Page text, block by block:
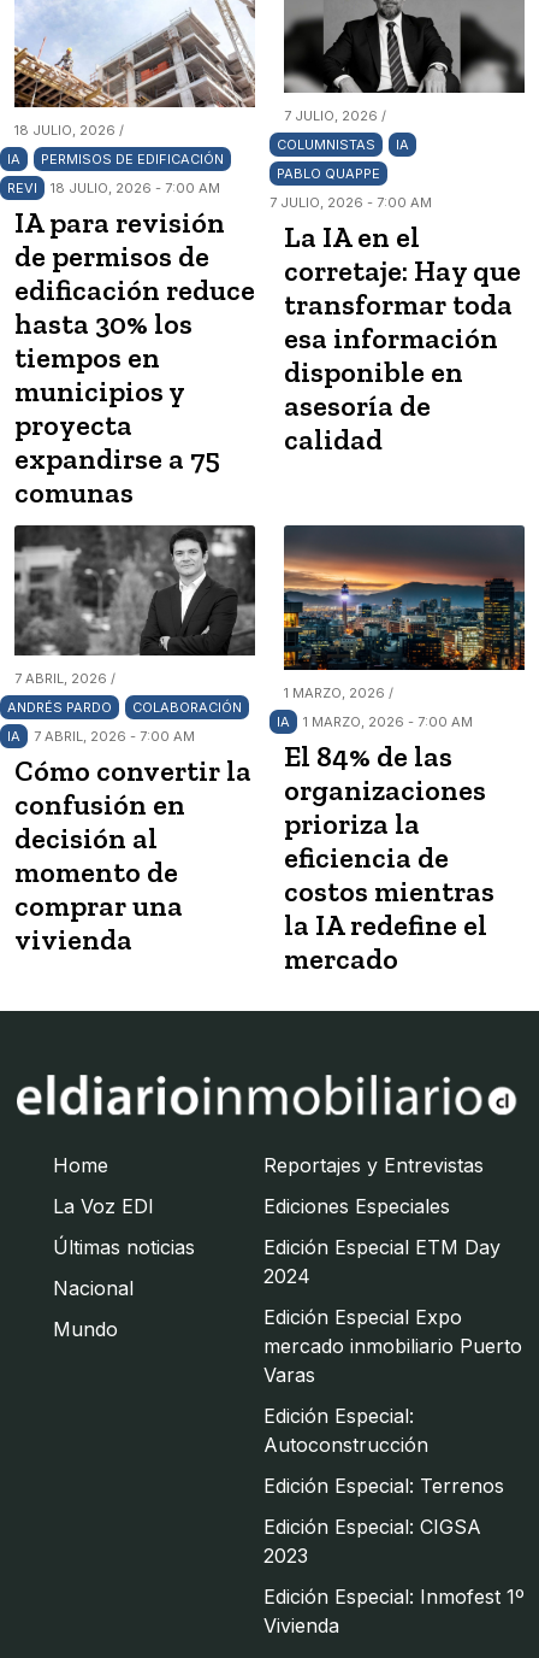
18 JULIO, 2026 /
IA
PERMISOS DE EDIFICACIÓN
REVI
18 JULIO, 2026 - 7:00 AM
IA para revisión
de permisos de
edificación reduce
hasta 30% los
tiempos en
municipios y
proyecta
expandirse a 75
comunas
7 JULIO, 2026 /
COLUMNISTAS
IA
PABLO QUAPPE
7 JULIO, 2026 - 7:00 AM
La IA en el
corretaje: Hay que
transformar toda
esa información
disponible en
asesoría de
calidad
7 ABRIL, 2026 /
ANDRÉS PARDO
COLABORACIÓN
IA
7 ABRIL, 2026 - 7:00 AM
Cómo convertir la
confusión en
decisión al
momento de
comprar una
vivienda
1 MARZO, 2026 /
IA
1 MARZO, 2026 - 7:00 AM
El 84% de las
organizaciones
prioriza la
eficiencia de
costos mientras
la IA redefine el
mercado
Home
La Voz EDI
Últimas noticias
Nacional
Mundo
Reportajes y Entrevistas
Ediciones Especiales
Edición Especial ETM Day
2024
Edición Especial Expo
mercado inmobiliario Puerto
Varas
Edición Especial:
Autoconstrucción
Edición Especial: Terrenos
Edición Especial: CIGSA
2023
Edición Especial: Inmofest 1º
Vivienda